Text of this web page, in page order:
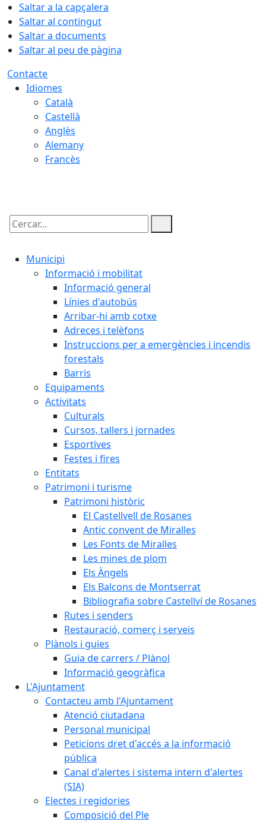
Saltar a la capçalera
Saltar al contingut
Saltar a documents
Saltar al peu de pàgina
Contacte
Idiomes
Català
Castellà
Anglès
Alemany
Francès
Cercar:
Municipi
Informació i mobilitat
Informació general
Línies d'autobús
Arribar-hi amb cotxe
Adreces i telèfons
Instruccions per a emergències i incendis
forestals
Barris
Equipaments
Activitats
Culturals
Cursos, tallers i jornades
Esportives
Festes i fires
Entitats
Patrimoni i turisme
Patrimoni històric
El Castellvell de Rosanes
Antic convent de Miralles
Les Fonts de Miralles
Les mines de plom
Els Àngels
Els Balcons de Montserrat
Bibliografia sobre Castellví de Rosanes
Rutes i senders
Restauració, comerç i serveis
Plànols i guies
Guia de carrers / Plànol
Informació geogràfica
L'Ajuntament
Contacteu amb l'Ajuntament
Atenció ciutadana
Personal municipal
Peticions dret d'accés a la informació
pública
Canal d'alertes i sistema intern d'alertes
(SIA)
Electes i regidories
Composició del Ple